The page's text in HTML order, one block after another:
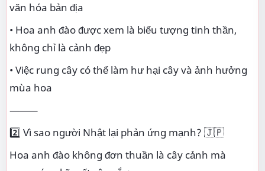
văn hóa bản địa
• Hoa anh đào được xem là biểu tượng tinh thần,
không chỉ là cảnh đẹp
• Việc rung cây có thể làm hư hại cây và ảnh hưởng
mùa hoa
⸻
2️⃣ Vì sao người Nhật lại phản ứng mạnh? 🇯🇵
Hoa anh đào không đơn thuần là cây cảnh mà